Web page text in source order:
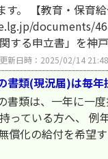
。 【教育・保育
documents/
する申立書」を神
更新日時：2025/02/14 21:48
書類(現況届)は毎
書類は、一年に一
っている方へ、
償化の給付を希望